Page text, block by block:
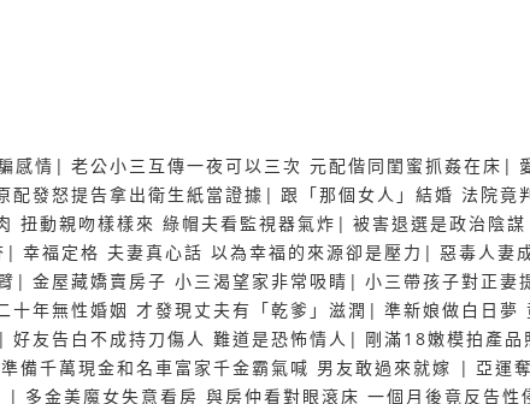
感情 | 老公小三互傳一夜可以三次 元配偕同閨蜜抓姦在床 |
配發怒提告拿出衛生紙當證據 | 跟「那個女人」結婚 法院竟
扭動親吻樣樣來 綠帽夫看監視器氣炸 | 被害退選是政治陰
| 幸福定格 夫妻真心話 以為幸福的來源卻是壓力 | 惡毒人妻
| 金屋藏嬌賣房子 小三渴望家非常吸睛 | 小三帶孩子對正妻
十年無性婚姻 才發現丈夫有「乾爹」滋潤 | 準新娘做白日夢
| 好友告白不成持刀傷人 難道是恐怖情人 | 剛滿18嫩模拍產
準備千萬現金和名車富家千金霸氣喊 男友敢過來就嫁 | 亞運
| 多金美魔女失意看房 與房仲看對眼滾床 一個月後竟反告性